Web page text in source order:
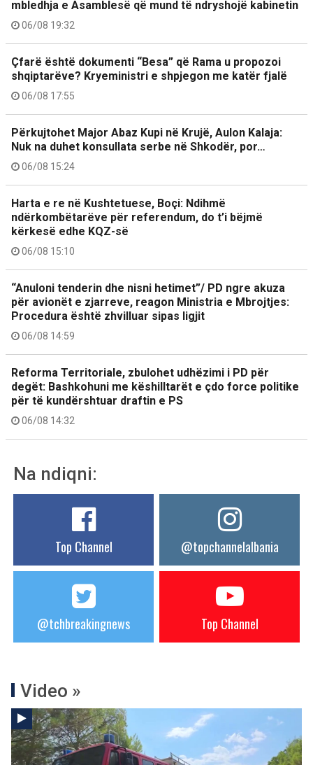
mbledhja e Asamblesë që mund të ndryshojë kabinetin
06/08 19:32
Çfarë është dokumenti “Besa” që Rama u propozoi
shqiptarëve? Kryeministri e shpjegon me katër fjalë
06/08 17:55
Përkujtohet Major Abaz Kupi në Krujë, Aulon Kalaja:
Nuk na duhet konsullata serbe në Shkodër, por…
06/08 15:24
Harta e re në Kushtetuese, Boçi: Ndihmë
ndërkombëtarëve për referendum, do t’i bëjmë
kërkesë edhe KQZ-së
06/08 15:10
“Anuloni tenderin dhe nisni hetimet”/ PD ngre akuza
për avionët e zjarreve, reagon Ministria e Mbrojtjes:
Procedura është zhvilluar sipas ligjit
06/08 14:59
Reforma Territoriale, zbulohet udhëzimi i PD për
degët: Bashkohuni me këshilltarët e çdo force politike
për të kundërshtuar draftin e PS
06/08 14:32
Na ndiqni:
Top Channel @topchannelalbania
@tchbreakingnews Top Channel
Video »